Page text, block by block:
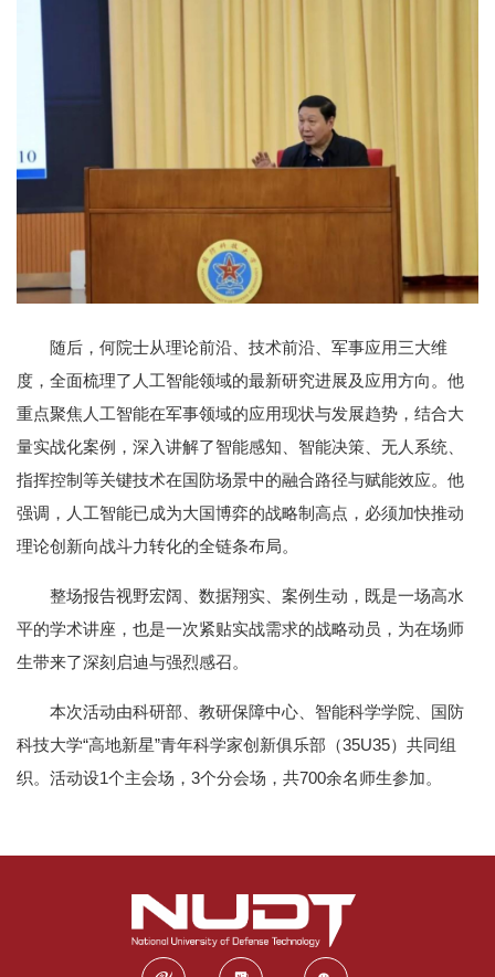
随后，何院士从理论前沿、技术前沿、军事应用三大维
度，全面梳理了人工智能领域的最新研究进展及应用方向。他
重点聚焦人工智能在军事领域的应用现状与发展趋势，结合大
量实战化案例，深入讲解了智能感知、智能决策、无人系统、
指挥控制等关键技术在国防场景中的融合路径与赋能效应。他
强调，人工智能已成为大国博弈的战略制高点，必须加快推动
理论创新向战斗力转化的全链条布局。
整场报告视野宏阔、数据翔实、案例生动，既是一场高水
平的学术讲座，也是一次紧贴实战需求的战略动员，为在场师
生带来了深刻启迪与强烈感召。
本次活动由科研部、教研保障中心、智能科学学院、国防
科技大学“高地新星”青年科学家创新俱乐部（35U35）共同组
织。活动设1个主会场，3个分会场，共700余名师生参加。